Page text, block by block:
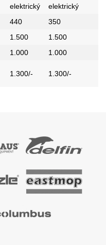
elektrický
elektrický
440
350
1.500
1.500
1.000 1.000
1.300/- 1.300/-